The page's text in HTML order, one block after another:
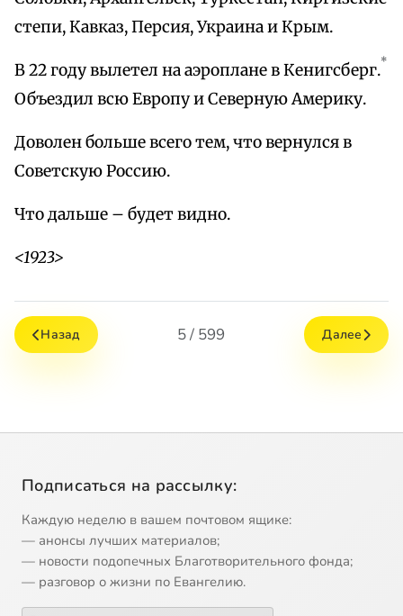
степи, Кавказ, Персия, Украина и Крым.
В 22 году вылетел на аэроплане в Кенигсберг.*
Объездил всю Европу и Северную Америку.
Доволен больше всего тем, что вернулся в
Советскую Россию.
Что дальше – будет видно.
<1923>
Назад 5 / 599 Далее
Подписаться на рассылку:
Каждую неделю в вашем почтовом ящике:
— анонсы лучших материалов;
— новости подопечных Благотворительного фонда;
— разговор о жизни по Евангелию.